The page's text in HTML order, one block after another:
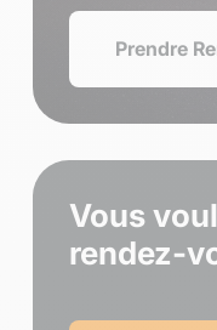
Prendre
Vous
rendez-